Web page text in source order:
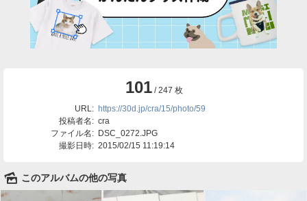
101/ 247 枚
URL: https://30d.jp/cra/15/photo/59
投稿者名: cra
ファイル名: DSC_0272.JPG
撮影日時: 2015/02/15 11:19:14
🌄 このアルバムの他の写真